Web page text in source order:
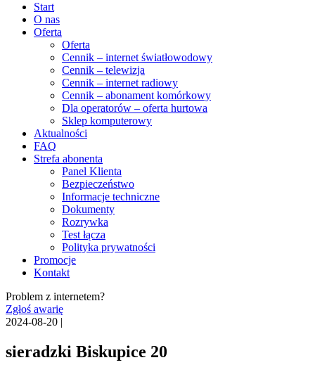
Start
O nas
Oferta
Oferta
Cennik – internet światłowodowy
Cennik – telewizja
Cennik – internet radiowy
Cennik – abonament komórkowy
Dla operatorów – oferta hurtowa
Sklep komputerowy
Aktualności
FAQ
Strefa abonenta
Panel Klienta
Bezpieczeństwo
Informacje techniczne
Dokumenty
Rozrywka
Test łącza
Polityka prywatności
Promocje
Kontakt
Problem z internetem?
Zgłoś awarię
2024-08-20 |
sieradzki Biskupice 20